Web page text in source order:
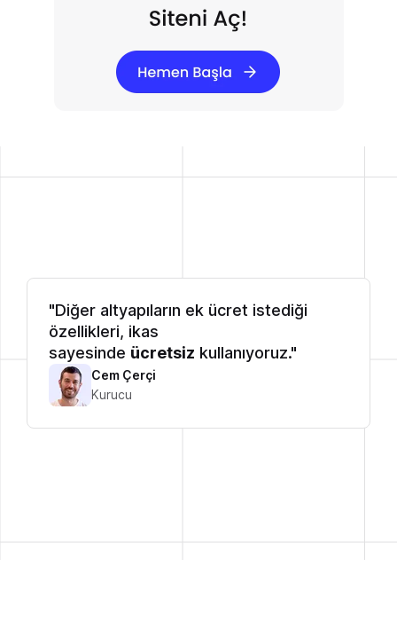
Cem Çerçi
Kurucu
"Diğer altyapıların ek ücret istediği
özellikleri, ikas
sayesinde ücretsiz kullanıyoruz."